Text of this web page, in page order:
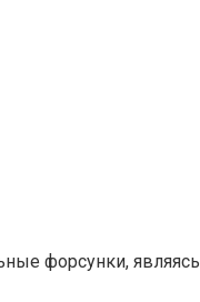
форсунки, являясь